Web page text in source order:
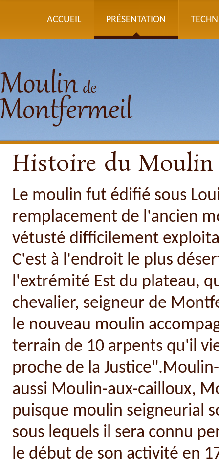
ACCUEIL PRÉSENTATION
Histoire du Moulin
Le moulin fut édifié sous
remplacement de l'ancien
vétusté difficilement
C'est à l'endroit le plus
l'extrémité Est du plateau,
chevalier, seigneur de
le nouveau moulin
terrain de 10 arpents qu'il
proche de la
aussi Moulin-aux-cailloux,
puisque moulin seigneurial
sous lequels il sera connu
le début de son activité en